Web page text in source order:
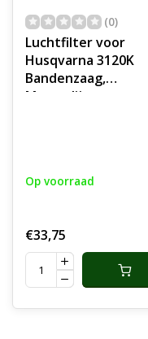
(0)
Luchtfilter voor
Husqvarna 3120K
Bandenzaag,
Motorslijper,
Op voorraad
€33,75